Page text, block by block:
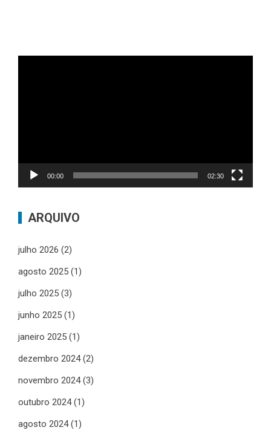
00:00 02:30
ARQUIVO
julho 2026 (2)
agosto 2025 (1)
julho 2025 (3)
junho 2025 (1)
janeiro 2025 (1)
dezembro 2024(2)
novembro 2024(3)
outubro 2024(1)
agosto 2024(1)